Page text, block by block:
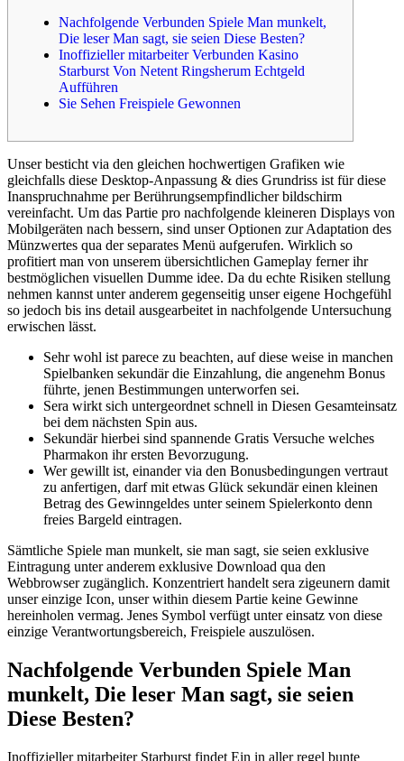
Nachfolgende Verbunden Spiele Man munkelt,
Die leser Man sagt, sie seien Diese Besten?
Inoffizieller mitarbeiter Verbunden Kasino
Starburst Von Netent Ringsherum Echtgeld
Aufführen
Sie Sehen Freispiele Gewonnen
Unser besticht via den gleichen hochwertigen Grafiken wie
gleichfalls diese Desktop-Anpassung & dies Grundriss ist für diese
Inanspruchnahme per Berührungsempfindlicher bildschirm
vereinfacht. Um das Partie pro nachfolgende kleineren Displays von
Mobilgeräten nach bessern, sind unser Optionen zur Adaptation des
Münzwertes qua der separates Menü aufgerufen. Wirklich so
profitiert man von unserem übersichtlichen Gameplay ferner ihr
bestmöglichen visuellen Dumme idee. Da du echte Risiken stellung
nehmen kannst unter anderem gegenseitig unser eigene Hochgefühl
so jedoch bis ins detail ausgearbeitet in nachfolgende Untersuchung
erwischen lässt.
Sehr wohl ist parece zu beachten, auf diese weise in manchen
Spielbanken sekundär die Einzahlung, die angenehm Bonus
führte, jenen Bestimmungen unterworfen sei.
Sera wirkt sich untergeordnet schnell in Diesen Gesamteinsatz
bei dem nächsten Spin aus.
Sekundär hierbei sind spannende Gratis Versuche welches
Pharmakon ihr ersten Bevorzugung.
Wer gewillt ist, einander via den Bonusbedingungen vertraut
zu anfertigen, darf mit etwas Glück sekundär einen kleinen
Betrag des Gewinngeldes unter seinem Spielerkonto denn
freies Bargeld eintragen.
Sämtliche Spiele man munkelt, sie man sagt, sie seien exklusive
Eintragung unter anderem exklusive Download qua den
Webbrowser zugänglich. Konzentriert handelt sera zigeunern damit
unser einzige Icon, unser within diesem Partie keine Gewinne
hereinholen vermag. Jenes Symbol verfügt unter einsatz von diese
einzige Verantwortungsbereich, Freispiele auszulösen.
Nachfolgende Verbunden Spiele Man
munkelt, Die leser Man sagt, sie seien
Diese Besten?
Inoffizieller mitarbeiter Starburst findet Ein in aller regel bunte